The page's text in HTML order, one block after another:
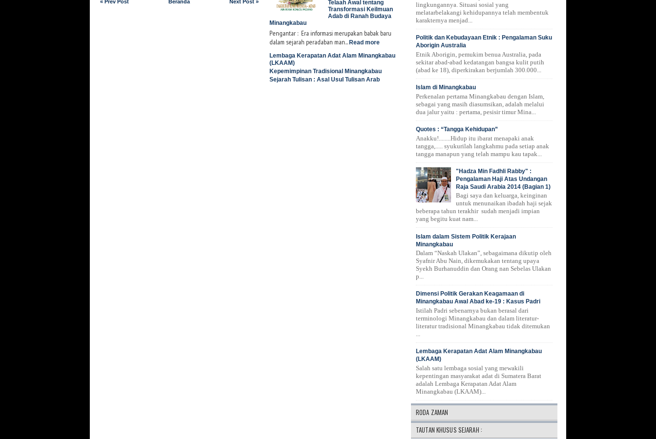
« Prev Post Next Post »
Beranda
Telaah Awal tentang
Transformasi Keilmuan
Adab di Ranah Budaya
Minangkabau
Pengantar : Era informasi merupakan babak baru
dalam sejarah peradaban man... Read more
Lembaga Kerapatan Adat Alam Minangkabau
(LKAAM)
Kepemimpinan Tradisional Minangkabau
Sejarah Tulisan : Asal Usul Tulisan Arab
lingkungannya. Situasi sosial yang
melatarbelakangi kehidupannya telah membentuk
karakternya menjad...
Politik dan Kebudayaan Etnik : Pengalaman Suku
Aborigin Australia
Etnik Aborigin, pemukim benua Australia, pada
sekitar abad-abad kedatangan bangsa kulit putih
(abad ke 18), diperkirakan berjumlah 300.000...
Islam di Minangkabau
Perkenalan pertama Minangkabau dengan Islam,
sebagai yang masih diasumsikan, adalah melalui
dua jalur yaitu : pertama, pesisir timur Mina...
Quotes : “Tangga Kehidupan”
Anakku!........Hidup itu ibarat menapaki anak
tangga,..... syukurilah langkahmu pada setiap anak
tangga manapun yang telah mampu kau tapak...
"Hadza Min Fadhli Rabby" :
Pengalaman Haji Atas Undangan
Raja Saudi Arabia 2014 (Bagian 1)
Bagi saya dan keluarga, keinginan
untuk menunaikan ibadah haji sejak
beberapa tahun terakhir sudah menjadi impian
yang begitu kuat nam...
Islam dalam Sistem Politik Kerajaan
Minangkabau
Dalam “Naskah Ulakan”, sebagaimana dikutip oleh
Syafnir Abu Nain, dikemukakan tentang upaya
Syekh Burhanuddin dan Orang nan Sebelas Ulakan
p...
Dimensi Politik Gerakan Keagamaan di
Minangkabau Awal Abad ke-19 : Kasus Padri
Istilah Padri sebenarnya bukan berasal dari
terminologi Minangkabau dan dalam literatur-
literatur tradisional Minangkabau tidak ditemukan
Lembaga Kerapatan Adat Alam Minangkabau
(LKAAM)
Salah satu lembaga sosial yang mewakili
kepentingan masyarakat adat di Sumatera Barat
adalah Lembaga Kerapatan Adat Alam
Minangkabau (LKAAM)...
RODA ZAMAN
TAUTAN KHUSUS SEJARAH :